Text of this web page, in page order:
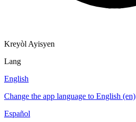
Kreyòl Ayisyen
Lang
English
Change the app language to English (en)
Español